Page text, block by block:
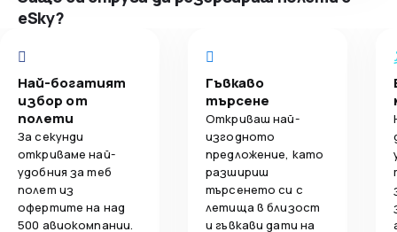
eSky?
Най-богатият
избор от
полети
За секунди
откриваме най-
удобния за теб
полет из
офертите на над
500 авиокомпании.
Гъвкаво
търсене
Откриваш най-
изгодното
предложение, като
разшириш
търсенето си с
летища в близост
и гъвкави дати на